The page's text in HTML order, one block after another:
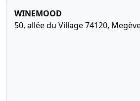
WINEMOOD
50, allée du Village 74120,